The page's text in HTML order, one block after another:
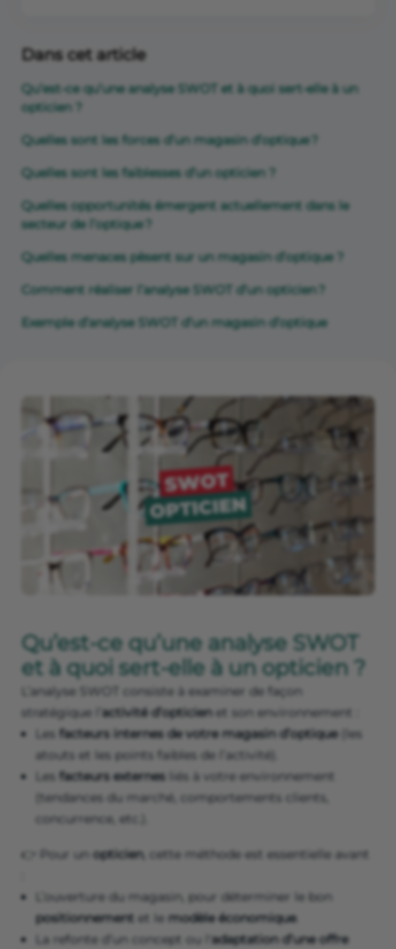
Dans cet article
Qu’est-ce qu’une analyse SWOT et à quoi sert-elle à un
opticien ?
Quelles sont les forces d’un magasin d’optique ?
Quelles sont les faiblesses d’un opticien ?
Quelles opportunités émergent actuellement dans le
secteur de l’optique ?
Quelles menaces pèsent sur un magasin d’optique ?
Comment réaliser l’analyse SWOT d’un opticien ?
Exemple d’analyse SWOT d’un magasin d’optique
Qu’est-ce qu’une analyse SWOT
et à quoi sert-elle à un opticien ?
L’analyse SWOT consiste à examiner de façon
stratégique l’ activité d’opticienet son environnement :
Les facteurs internes de votre magasin d’optique(les
atouts et les points faibles de l’activité).
Les facteurs externes liés à votre environnement
(tendances du marché, comportements clients,
concurrence, etc.).
👉 Pour un opticien, cette méthode est essentielle avant
L’ouverture du magasin, pour déterminer le bon
positionnement et le modèle économique.
La refonte d’un concept ou l' adaptation d’une offre